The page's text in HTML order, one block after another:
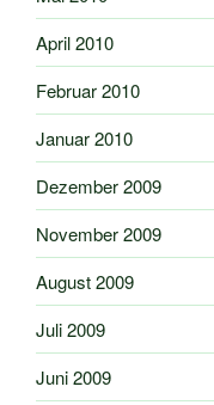
April 2010
Februar 2010
Januar 2010
Dezember 2009
November 2009
August 2009
Juli 2009
Juni 2009